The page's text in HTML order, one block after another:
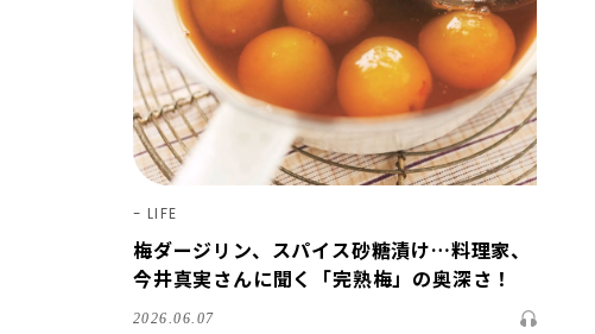
LIFE
梅ダージリン、スパイス砂糖漬け…料理家、
今井真実さんに聞く「完熟梅」の奥深さ！
2026.06.07